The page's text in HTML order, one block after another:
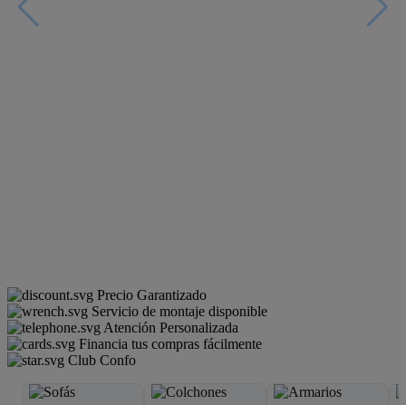
Precio Garantizado
Servicio de montaje disponible
Atención Personalizada
Financia tus compras fácilmente
Club Confo